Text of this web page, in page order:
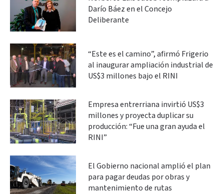
Darío Báez en el Concejo
Deliberante
“Este es el camino”, afirmó Frigerio
al inaugurar ampliación industrial de
US$3 millones bajo el RINI
Empresa entrerriana invirtió US$3
millones y proyecta duplicar su
producción: “Fue una gran ayuda el
RINI”
El Gobierno nacional amplió el plan
para pagar deudas por obras y
mantenimiento de rutas